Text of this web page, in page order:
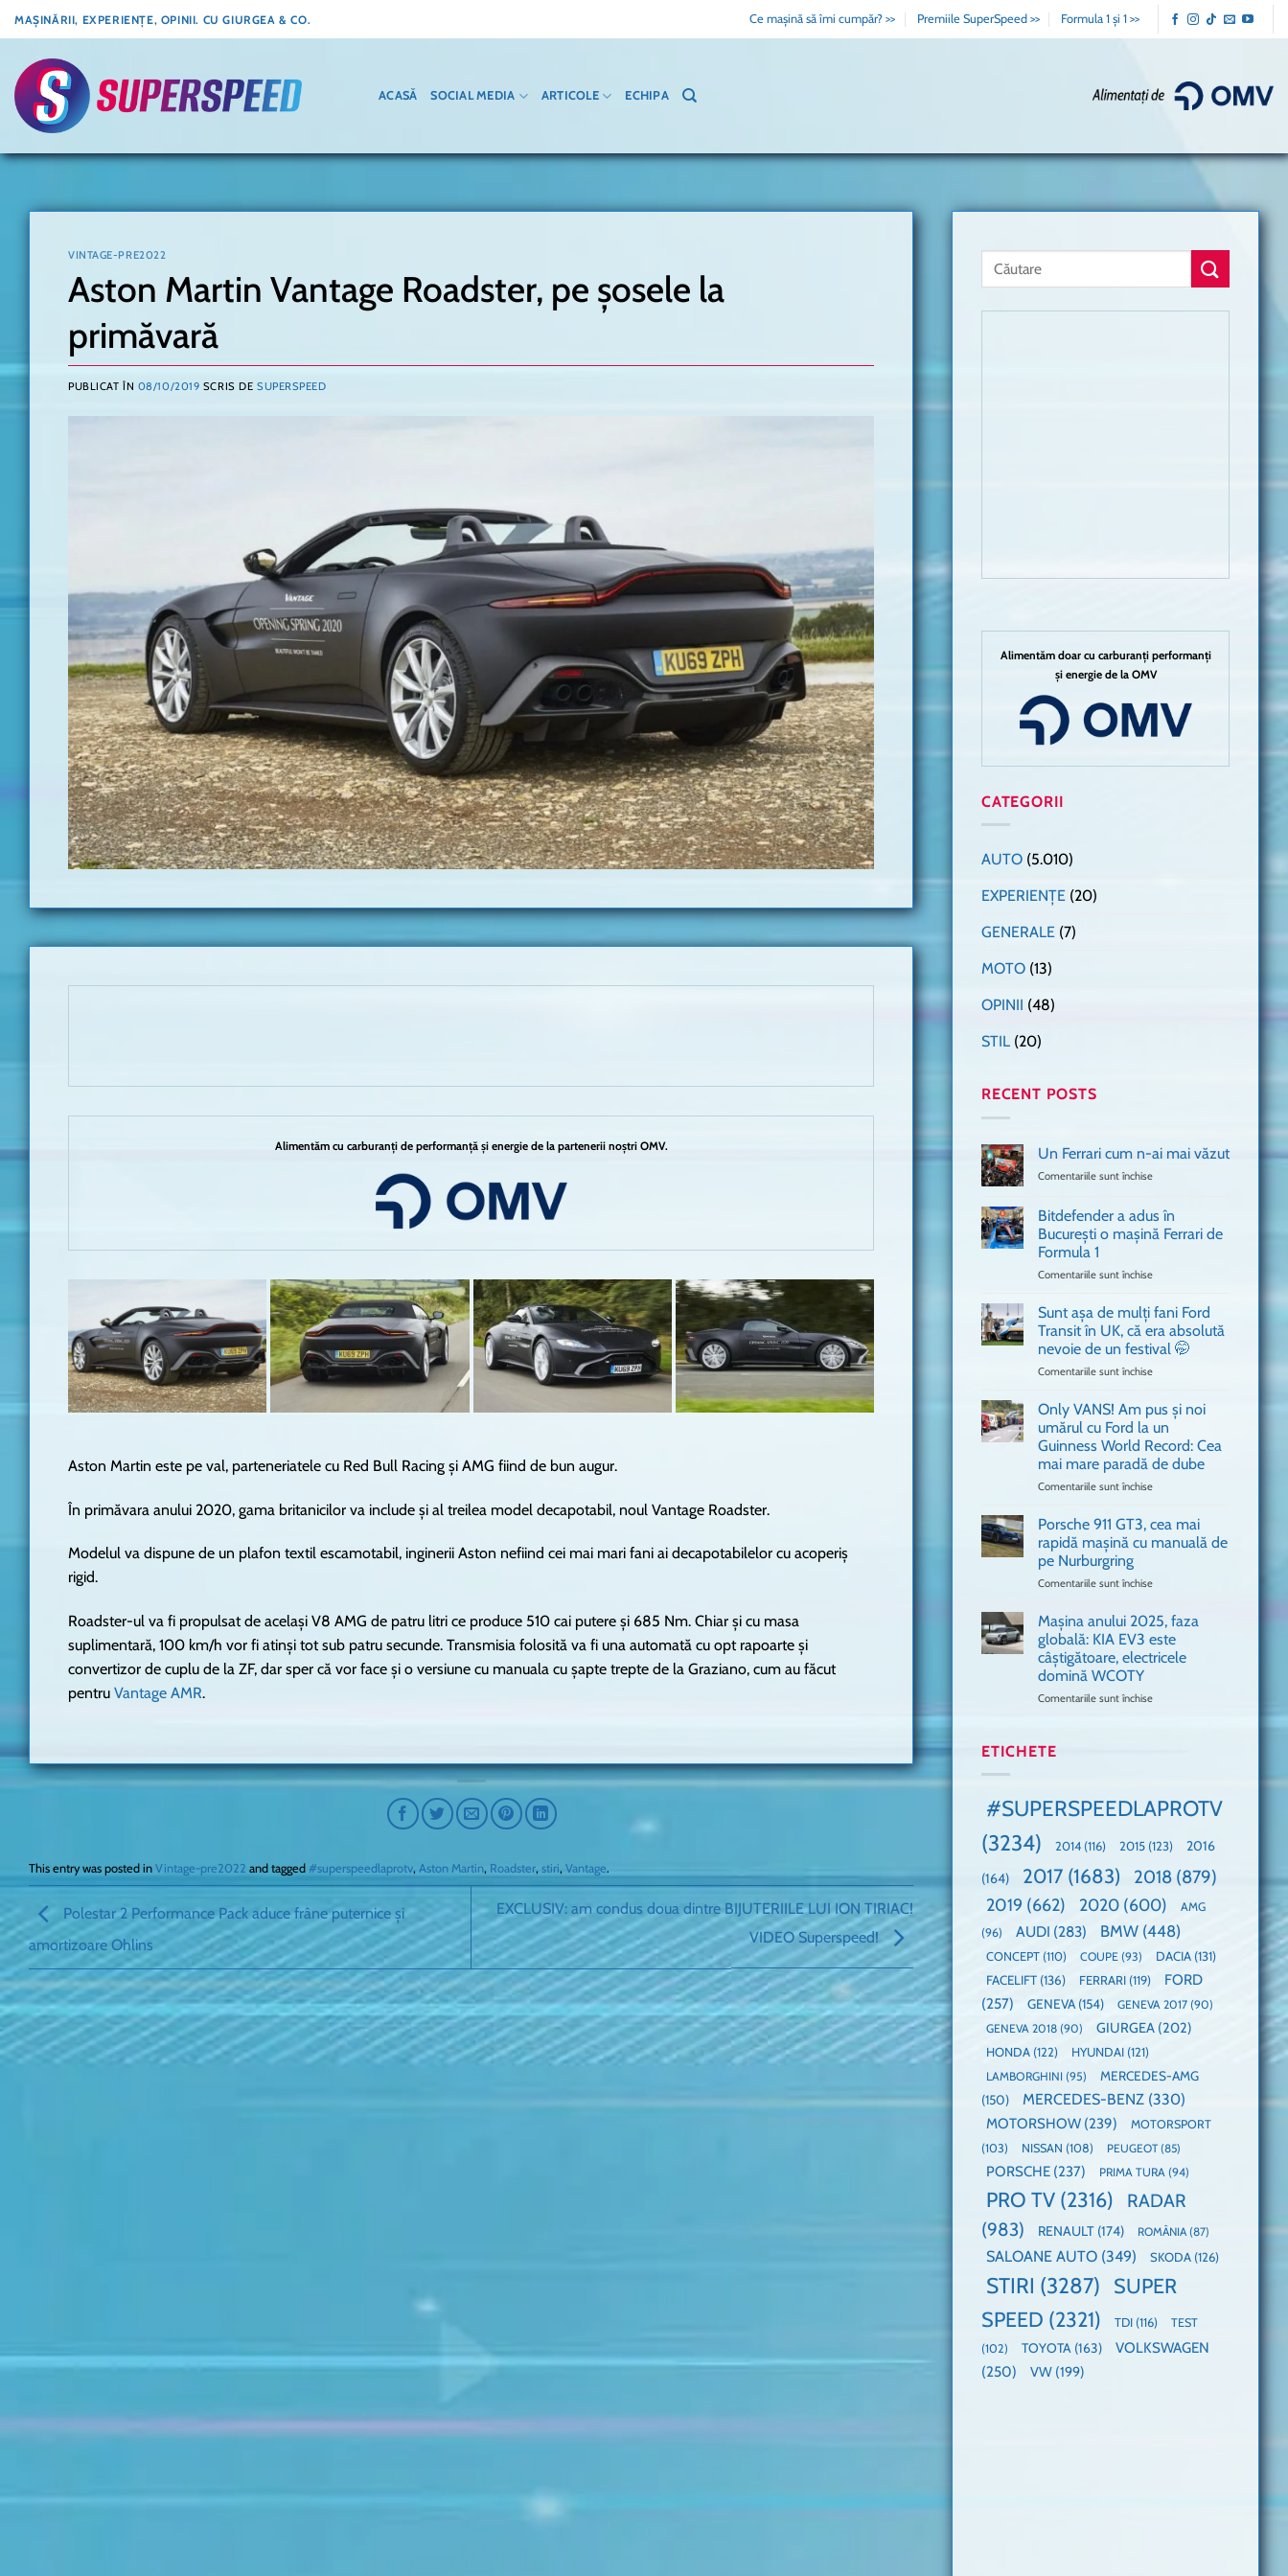
Skip
to
content
MAȘINĂRII, EXPERIENȚE, OPINII. CU GIURGEA & CO. Ce mașină să îmi cumpăr? >> Premiile SuperSpeed >> Formula 1 și 1 >>
ACASĂ SOCIAL MEDIA ARTICOLE ECHIPA
VINTAGE-PRE2022
Aston Martin Vantage Roadster, pe șosele la
primăvară
PUBLICAT ÎN 08/10/2019 SCRIS DE SUPERSPEED
Alimentăm cu carburanți de performanță și energie de la partenerii noștri OMV.
Aston Martin este pe val, parteneriatele cu Red Bull Racing și AMG fiind de bun augur.
În primăvara anului 2020, gama britanicilor va include și al treilea model decapotabil, noul Vantage Roadster.
Modelul va dispune de un plafon textil escamotabil, inginerii Aston nefiind cei mai mari fani ai decapotabilelor cu acoperiș
rigid.
Roadster-ul va fi propulsat de același V8 AMG de patru litri ce produce 510 cai putere și 685 Nm. Chiar și cu masa
suplimentară, 100 km/h vor fi atinși tot sub patru secunde. Transmisia folosită va fi una automată cu opt rapoarte și
convertizor de cuplu de la ZF, dar sper că vor face și o versiune cu manuala cu șapte trepte de la Graziano, cum au făcut
pentru Vantage AMR.
This entry was posted in Vintage-pre2022 and tagged #superspeedlaprotv, Aston Martin, Roadster, stiri, Vantage.
Polestar 2 Performance Pack aduce frâne puternice și
amortizoare Ohlins
EXCLUSIV: am condus doua dintre BIJUTERIILE LUI ION TIRIAC!
VIDEO Superspeed!
Alimentăm doar cu carburanți performanți
și energie de la OMV
CATEGORII
AUTO (5.010)
EXPERIENȚE (20)
GENERALE (7)
MOTO (13)
OPINII (48)
STIL (20)
RECENT POSTS
Un Ferrari cum n-ai mai văzut
Comentariile sunt închise
Ferrari
cum
n-
Bitdefender a adus în
București o mașină Ferrari de
Formula 1
Comentariile sunt închise
a
adus
în
București
Ferrari
Formula
1
Sunt așa de mulți fani Ford
Transit în UK, că era absolută
nevoie de un festival 🤭
Comentariile sunt închise
de
mulți
fani
Ford
că
era
un
festival
🤭
Only VANS! Am pus și noi
umărul cu Ford la un
Guinness World Record: Cea
mai mare paradă de dube
Comentariile sunt închise
Am
pus
cu
Ford
la
un
dube
Porsche 911 GT3, cea mai
rapidă mașină cu manuală de
pe Nurburgring
Comentariile sunt închise
911
GT3,
cea
mai
Mașina anului 2025, faza
globală: KIA EV3 este
câștigătoare, electricele
domină WCOTY
Comentariile sunt închise
EV3
câștigătoare,
domină
ETICHETE
#SUPERSPEEDLAPROTV
(3234)
2014 (116) 2015 (123) 2016
(164) 2017 (1683) 2018 (879)
2019 (662) 2020 (600)
AMG
(96)
AUDI (283) BMW (448)
CONCEPT (110) COUPE (93) DACIA (131)
FACELIFT (136) FERRARI (119)
FORD
(257)
GENEVA(154) GENEVA 2017 (90)
GENEVA 2018 (90) GIURGEA (202)
HONDA (122) HYUNDAI (121)
LAMBORGHINI (95)
MERCEDES-AMG
(150)
MERCEDES-BENZ (330)
MOTORSHOW (239)
MOTORSPORT
(103)
NISSAN (108) PEUGEOT(85)
PORSCHE (237) PRIMA TURA (94)
PRO TV (2316)
RADAR
(983)
RENAULT (174) ROMÂNIA(87)
SALOANE AUTO (349) SKODA (126)
STIRI (3287)
SUPER
SPEED (2321) TDI (116)
TEST
(102)
TOYOTA (163)
VOLKSWAGEN
(250)
VW (199)